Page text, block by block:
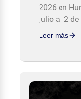
2026 en
julio al 2 de
Leer más